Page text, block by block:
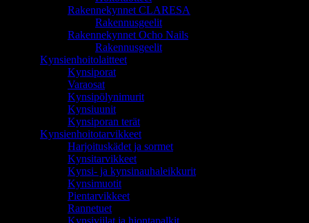
Rakennekynnet CLARESA
Rakennusgeelit
Rakennekynnet Ocho Nails
Rakennusgeelit
Kynsienhoitolaitteet
Kynsiporat
Varaosat
Kynsipölynimurit
Kynsiuunit
Kynsiporan terät
Kynsienhoitotarvikkeet
Harjoituskädet ja sormet
Kynsitarvikkeet
Kynsi- ja kynsinauhaleikkurit
Kynsimuotit
Pientarvikkeet
Rannetuet
Kynsiviilat ja hiontapalkit